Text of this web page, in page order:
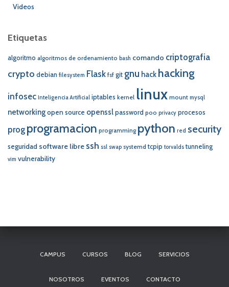
Videos
Etiquetas
algoritmo algoritmos de ordenamiento bash comando criptografia
crypto debian filesystem Flask fsf git gnu hack hacking
infosec Inteligencia Artificial iptables kernel linux mount mysql
networkingopen source openssl password poo privacy procesos
prog programacion programming python red security
seguridad software libre ssh ssl swap systemd tcpip torvalds tunneling
vim vulnerability
CAMPUS CURSOS BLOG SERVICIOS
NOSOTROS EVENTOS CONTACTO